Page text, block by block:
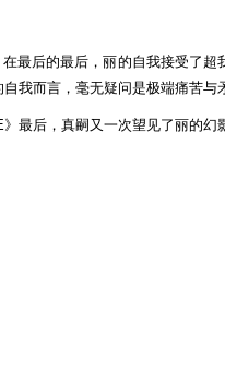
后的最后，丽的自我接受了超
我而言，毫无疑问是极端痛苦与
后，真嗣又一次望见了丽的幻